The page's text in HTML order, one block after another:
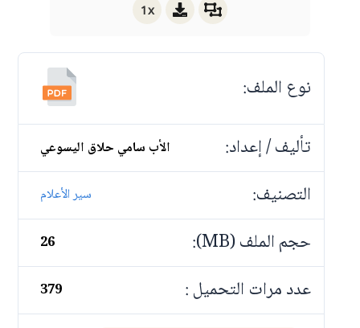
1x
نوع الملف:
تأليف / إعداد:
الأب سامي حلاق اليسوعي
التصنيف: سير الأعلام
حجم الملف (MB): 26
عدد مرات التحميل : 379